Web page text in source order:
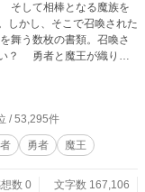
そして相棒となる魔族を
かし、そこで召喚された
う数枚の書類。召喚さ
？ 勇者と魔王が織りな
っていく。
/ 53,295件
勇者 魔王
数 0
文字数 167,106